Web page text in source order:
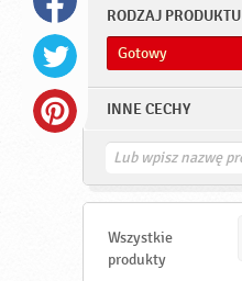
RODZAJ PRODUKTU
Gotowy
INNE CECHY
Wszystkie
produkty